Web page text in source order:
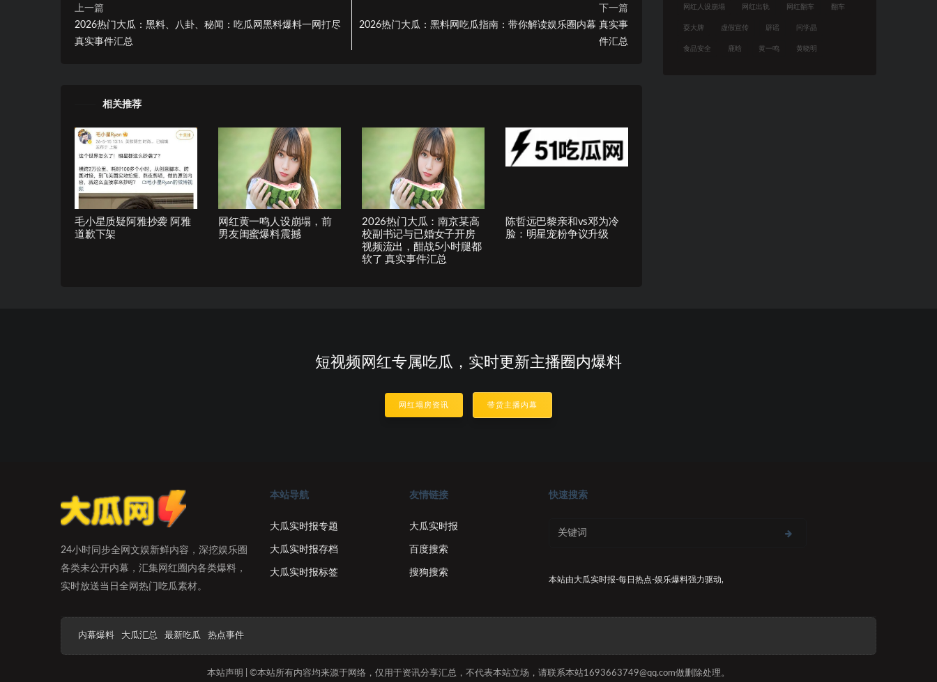
上一篇
2026热门大瓜：黑料、八卦、秘闻：吃瓜网黑料爆料一网打尽
真实事件汇总
下一篇
2026热门大瓜：黑料网吃瓜指南：带你解读娱乐圈内幕 真实事
件汇总
相关推荐
毛小星质疑阿雅抄袭 阿雅
道歉下架
网红黄一鸣人设崩塌，前
男友闺蜜爆料震撼
2026热门大瓜：南京某高
校副书记与已婚女子开房
视频流出，酣战5小时腿都
软了 真实事件汇总
陈哲远巴黎亲和vs邓为冷
脸：明星宠粉争议升级
网红人设崩塌 网红出轨 网红翻车 翻车
耍大牌 虚假宣传 辟谣 闫学晶
食品安全 鹿晗 黄一鸣 黄晓明
短视频网红专属吃瓜，实时更新主播圈内爆料
网红塌房资讯 带货主播内幕
24小时同步全网文娱新鲜内容，深挖娱乐圈
各类未公开内幕，汇集网红圈内各类爆料，
实时放送当日全网热门吃瓜素材。
本站导航
大瓜实时报专题
大瓜实时报存档
大瓜实时报标签
友情链接
大瓜实时报
百度搜索
搜狗搜索
快速搜索
本站由大瓜实时报-每日热点-娱乐爆料强力驱动,
内幕爆料 大瓜汇总 最新吃瓜 热点事件
本站声明 | ©本站所有内容均来源于网络，仅用于资讯分享汇总，不代表本站立场，请联系本站1693663749@qq.com做删除处理。